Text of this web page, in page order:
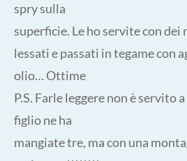
spry sulla
superficie. Le ho servite con dei
lessati e passati in tegame con
olio… Ottime
P.S. Farle leggere non è servito
figlio ne ha
mangiate tre, ma con una